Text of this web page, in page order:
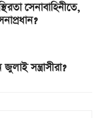
সেনাবাহিনীতে,
সন্ত্রাসীরা?